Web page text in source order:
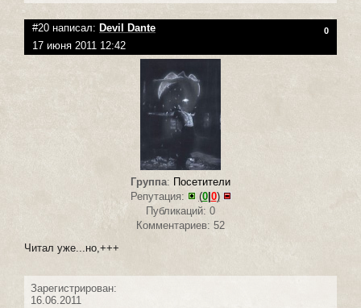
#20 написал: Devil Dante 0
17 июня 2011 12:42
Группа: Посетители
Репутация:
(0|0)
Публикаций: 0
Комментариев: 52
Читал уже...но,+++
Зарегистрирован:
16.06.2011